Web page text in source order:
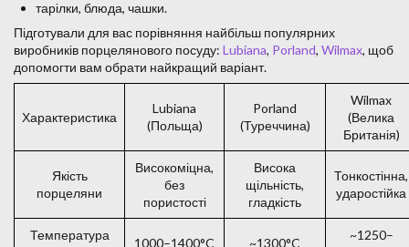
тарілки, блюда, чашки.
Підготували для вас порівняння найбільш популярних
виробників порцелянового посуду: Lubiana, Porland, Wilmax, щоб
допомогти вам обрати найкращий варіант.
Характеристика
Lubiana
(Польща)
Porland
(Туреччина)
Wilmax
(Велика
Британія)
Якість
порцеляни
Високоміцна,
без
пористості
Висока
щільність,
гладкість
Тонкостінна,
ударостійка
Температура
1000–1400°C ~1300°C
~1250–